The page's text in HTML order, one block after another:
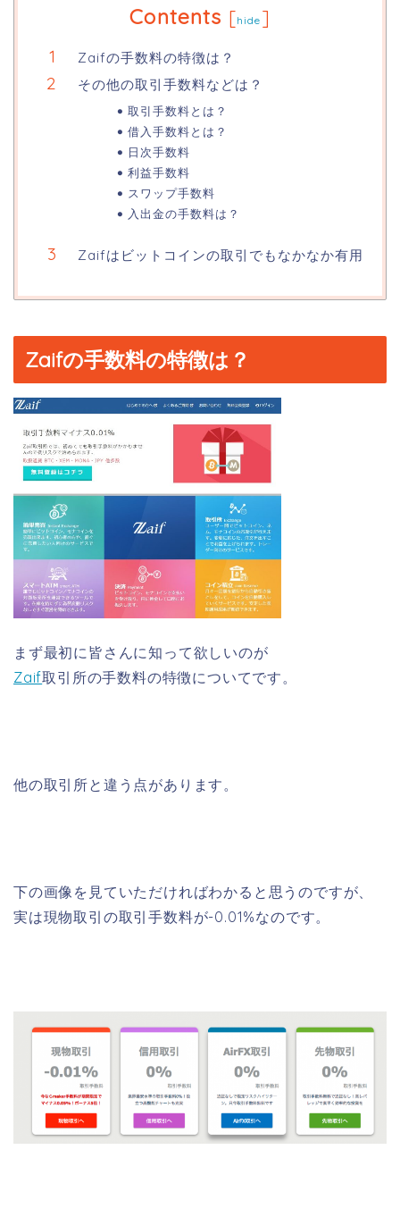
Contents [hide ]
Zaifの手数料の特徴は？
その他の取引手数料などは？
取引手数料とは？
借入手数料とは？
日次手数料
利益手数料
スワップ手数料
入出金の手数料は？
Zaifはビットコインの取引でもなかなか有用
Zaifの手数料の特徴は？
まず最初に皆さんに知って欲しいのが
Zaif取引所の手数料の特徴についてです。
他の取引所と違う点があります。
下の画像を見ていただければわかると思うのですが、
実は現物取引の取引手数料が-0.01%なのです。